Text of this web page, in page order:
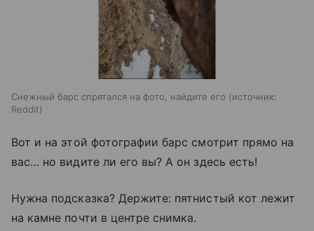
Снежный барс спрятался на фото, найдите его
источник:
Reddit
Вот и на этой фотографии барс смотрит прямо на
вас… но видите ли его вы? А он здесь есть!
Нужна подсказка? Держите: пятнистый кот лежит
на камне почти в центре снимка.